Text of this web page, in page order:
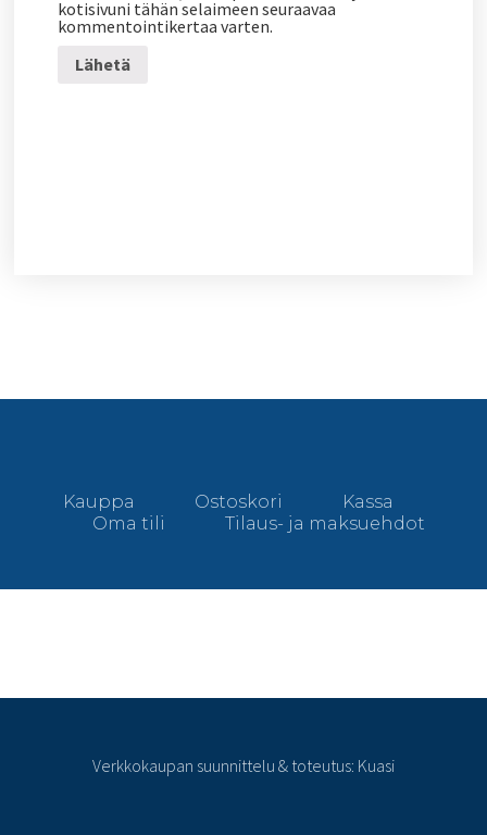
kotisivuni tähän selaimeen seuraavaa
kommentointikertaa varten.
Kauppa Ostoskori
Kassa
Oma tili
Tilaus- ja maksuehdot
Verkkokaupan suunnittelu & toteutus: Kuasi